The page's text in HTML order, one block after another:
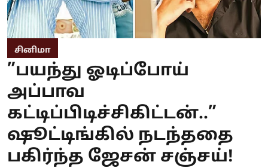
சினிமா
”பயந்து ஓடிப்போய்
அப்பாவ
கட்டிப்பிடிச்சிகிட்டன்..”
ஷூட்டிங்கில் நடந்ததை
பகிர்ந்த ஜேசன் சஞ்சய்!